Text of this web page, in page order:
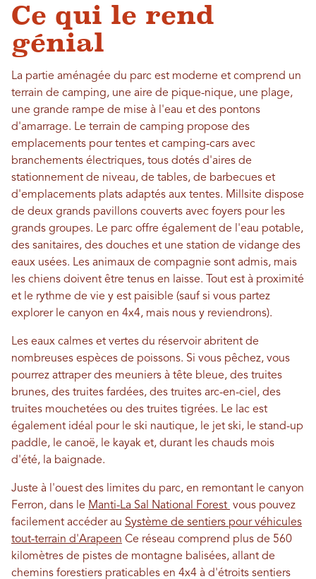
Ce qui le rend
génial
La partie aménagée du parc est moderne et comprend un
terrain de camping, une aire de pique-nique, une plage,
une grande rampe de mise à l'eau et des pontons
d'amarrage. Le terrain de camping propose des
emplacements pour tentes et camping-cars avec
branchements électriques, tous dotés d'aires de
stationnement de niveau, de tables, de barbecues et
d'emplacements plats adaptés aux tentes. Millsite dispose
de deux grands pavillons couverts avec foyers pour les
grands groupes. Le parc offre également de l'eau potable,
des sanitaires, des douches et une station de vidange des
eaux usées. Les animaux de compagnie sont admis, mais
les chiens doivent être tenus en laisse. Tout est à proximité
et le rythme de vie y est paisible (sauf si vous partez
explorer le canyon en 4x4, mais nous y reviendrons).
Les eaux calmes et vertes du réservoir abritent de
nombreuses espèces de poissons. Si vous pêchez, vous
pourrez attraper des meuniers à tête bleue, des truites
brunes, des truites fardées, des truites arc-en-ciel, des
truites mouchetées ou des truites tigrées. Le lac est
également idéal pour le ski nautique, le jet ski, le stand-up
paddle, le canoë, le kayak et, durant les chauds mois
d'été, la baignade.
Juste à l'ouest des limites du parc, en remontant le canyon
Ferron, dans le Manti-La Sal National Forest vous pouvez
facilement accéder au Système de sentiers pour véhicules
tout-terrain d'Arapeen Ce réseau comprend plus de 560
kilomètres de pistes de montagne balisées, allant de
chemins forestiers praticables en 4x4 à d'étroits sentiers